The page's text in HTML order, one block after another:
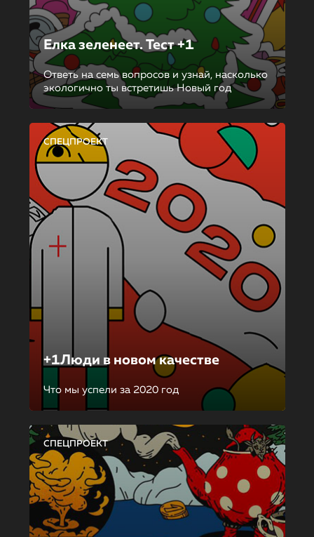
Елка зеленеет. Тест +1
Ответь на семь вопросов и узнай, насколько
экологично ты встретишь Новый год
СПЕЦПРОЕКТ
+1Люди в новом качестве
Что мы успели за 2020 год
СПЕЦПРОЕКТ